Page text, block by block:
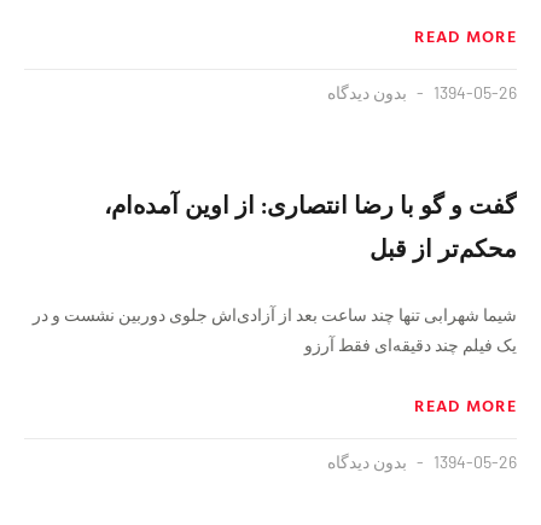
READ MORE
1394-05-26 بدون دیدگاه
گفت و گو با رضا انتصاری: از اوین آمده‌ام،
محکم‌تر از قبل
شیما شهرابی تنها چند ساعت بعد از آزادی‌اش جلوی دوربین نشست و در
یک فیلم چند دقیقه‌ای فقط آرزو
READ MORE
1394-05-26 بدون دیدگاه